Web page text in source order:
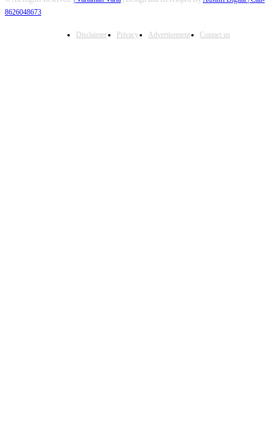
8626048673
Disclaimer Privacy Advertisement Contact us